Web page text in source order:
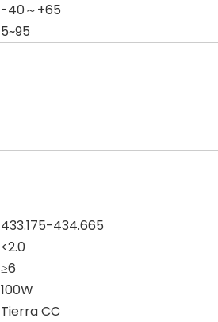
-40～+65
5~95
433.175-434.665
<2.0
≥6
100W
Tierra CC